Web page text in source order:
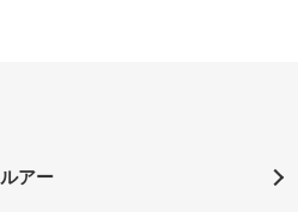
ルアー